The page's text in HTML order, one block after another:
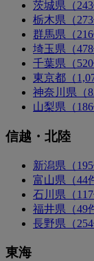
茨城県（243
栃木県（273
群馬県（216
埼玉県（478
千葉県（520
東京都（
神奈川県（
山梨県（186
信越・北陸
新潟県（195
富山県（44
石川県（117
福井県（49
長野県（254
東海